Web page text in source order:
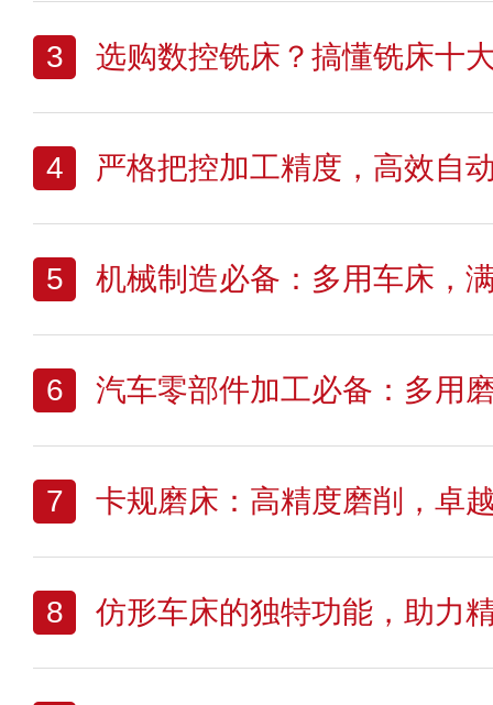
3 选购数控铣床？搞懂铣床十
4 严格把控加工精度，高效自
5 机械制造必备：多用车床，
6 汽车零部件加工必备：多用
7 卡规磨床：高精度磨削，卓
8 仿形车床的独特功能，助力